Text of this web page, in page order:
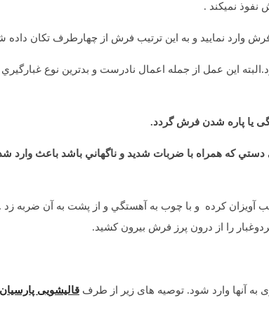
نمیکند .
نمایید و به اين ترتيب فرش از چهارطرف تكان داده
این عمل از جمله اعمال نادرست و بدترين نوع
یا پاره شدن فرش گردد.
دستي كه همراه با ضربات شديد و ناگهاني باشد باعث
آويزان کرده و با چوب به آهستگي و از پشت به آن ضربه
را از درون پرز فرش بيرون كشيد.
آنها وارد شود. توصیه های زیر از طرف قالیشویی پارسیان